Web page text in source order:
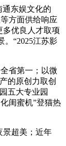
东娱文化的
方面供给响应
多优良人才取项
。“2025江苏影
省第一；以微
的原创力取创
五大专业园
闺蜜机”登猫热
超美；近年